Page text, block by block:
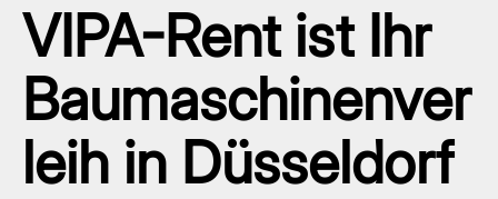
VIPA-Rent ist Ihr
Baumaschinenver
leih in Düsseldorf